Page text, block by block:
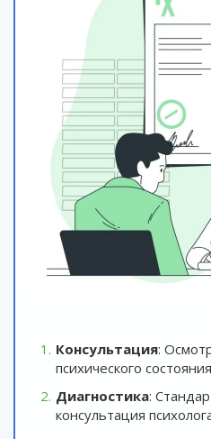
Консультация:
психического
Диагностика:
консультация